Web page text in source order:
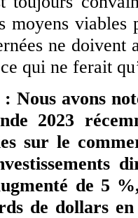
moyens
ne
qui ne ferait
Nous avons
2023
sur le
de 5
de dollars